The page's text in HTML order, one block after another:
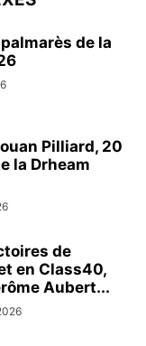
de la
Pilliard, 20
la Drheam
de
en Class40,
Aubert...